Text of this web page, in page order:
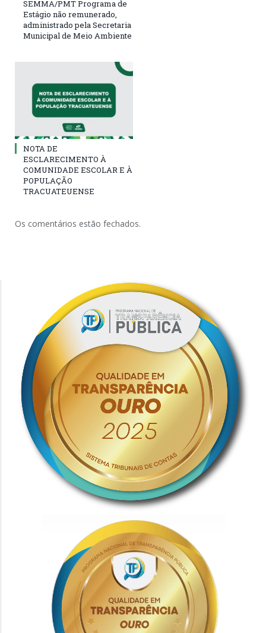
SEMMA/PMT Programa de
Estágio não remunerado,
administrado pela Secretaria
Municipal de Meio Ambiente
NOTA DE
ESCLARECIMENTO À
COMUNIDADE ESCOLAR E À
POPULAÇÃO
TRACUATEUENSE
Os comentários estão fechados.